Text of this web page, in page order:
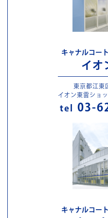
キャナルコー
イオ
東京都江東
イオン東雲ショ
tel 03-
キャナルコー